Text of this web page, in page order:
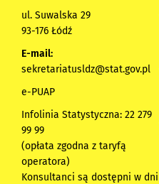
ul. Suwalska 29
93-176 Łódź
E-mail:
sekretariatusldz@stat.gov.pl
e-PUAP
Infolinia Statystyczna: 22 279
99 99
(opłata zgodna z taryfą
operatora)
Konsultanci są dostępni w dni